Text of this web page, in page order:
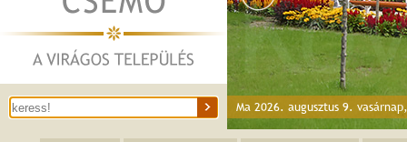
Ma 2026. augusztus 9.